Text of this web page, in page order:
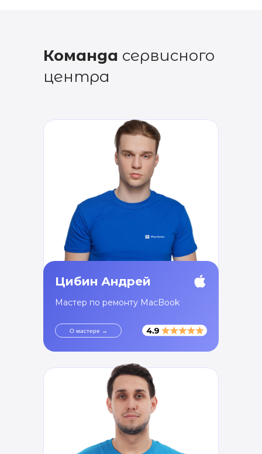
Команда сервисного
центра
Цибин Андрей
Мастер по ремонту MacBook
О мастере →